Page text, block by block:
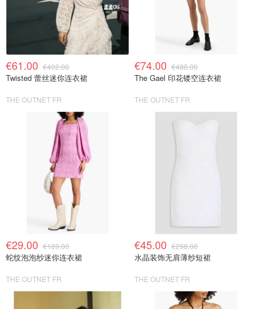
€61.00 €402.00
Twisted 蕾丝迷你连衣裙
THE OUTNET FR
€74.00 €488.00
The Gael 印花镂空连衣裙
THE OUTNET FR
€29.00 €189.00
蛇纹泡泡纱迷你连衣裙
THE OUTNET FR
€45.00 €298.00
水晶装饰无肩薄纱短裙
THE OUTNET FR